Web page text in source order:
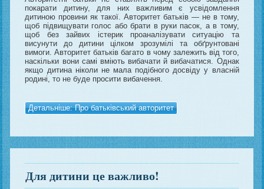
покарати дитину, для них важливим є усвідомлення
дитиною провини як такої. Авторитет батьків — не в тому,
щоб підвищувати голос або брати в руки пасок, а в тому,
щоб без зайвих істерик проаналізувати ситуацію та
висунути до дитини цілком зрозумілі та обґрунтовані
вимоги. Авторитет батьків багато в чому залежить від того,
наскільки вони самі вміють вибачати й вибачатися. Однак
якщо дитина ніколи не мала подібного досвіду у власній
родині, то не буде просити вибачення.
Детальніше: Про батьківський авторитет
Для дитини це важливо!